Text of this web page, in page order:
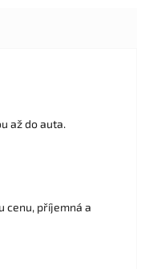
až do auta.
cenu, příjemná a